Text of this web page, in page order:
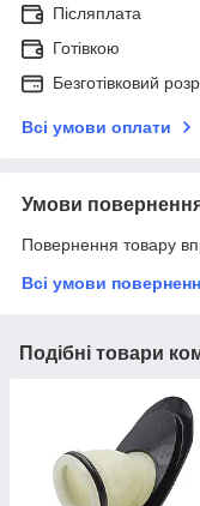
Післяплата
Готівкою
Безготівковий
Всі умови оплати
Умови
Повернення товару
Всі умови
Подібні товари